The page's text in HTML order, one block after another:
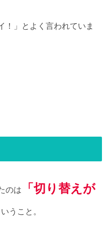
！」とよく言われていま
のは
「切り替えが
うこと。